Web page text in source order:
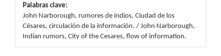
artículo
Palabras clave:
John Narborough, rumores de indios, Ciudad de los
Césares, circulación de la información. / John Narborough,
Indian rumors, City of the Cesares, flow of information.